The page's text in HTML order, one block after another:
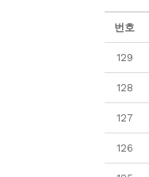
번호
129
128
127
126